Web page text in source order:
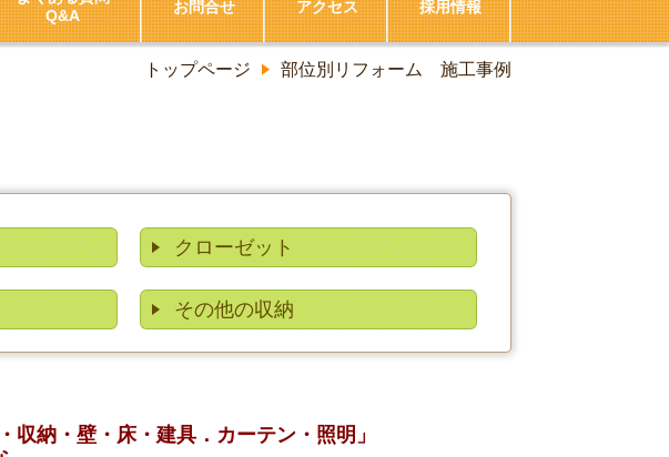
Q&A
お問合せ アクセス 採用情報
トップページ 部位別リフォーム 施工事例
クローゼット
その他の収納
収納・壁・床・建具．カーテン・照明」